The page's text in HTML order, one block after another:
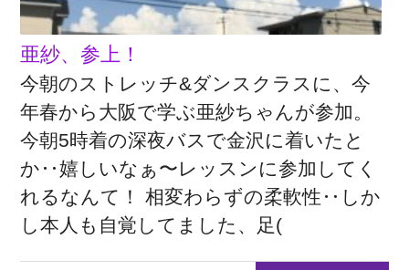
亜紗、参上！
今朝のストレッチ&ダンスクラスに、今
年春から大阪で学ぶ亜紗ちゃんが参加。
今朝5時着の深夜バスで金沢に着いたと
か‥嬉しいなぁ〜レッスンに参加してく
れるなんて！ 相変わらずの柔軟性‥しか
し本人も自覚してました、足(